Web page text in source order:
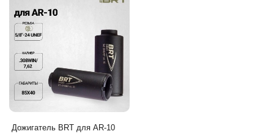
Дожигатель BRT для AR-10